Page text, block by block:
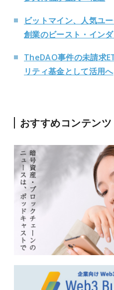
ビットマイン、人気ユ
創業のビースト・イン
TheDAO事件の未請求
リティ基金として活用へ
おすすめコンテンツ